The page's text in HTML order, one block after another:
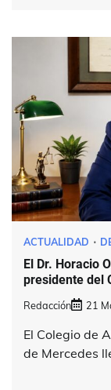
ACTUALIDAD
El Dr. Horacio
presidente del
Redacción 21
El Colegio de
de Mercedes